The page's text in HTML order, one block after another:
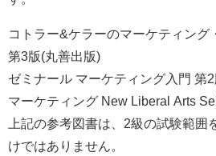
コトラー&ケラーのマーケティング
第3版(丸善出版)
ゼミナール マーケティング入門 第
マーケティング New Liberal Arts
上記の参考図書は、2級の試験範囲
けではありません。